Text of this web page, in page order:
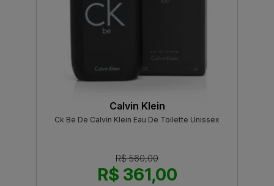
Calvin Klein
Ck Be De Calvin Klein Eau De Toilette Unissex
R$ 560,00
R$ 361,00